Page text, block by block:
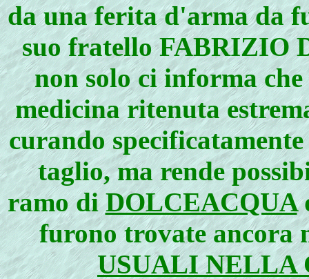
da una ferita d'arma da
suo fratello FABRIZIO
non solo ci informa
medicina ritenuta
curando
taglio, ma rende
ramo diDOLCEACQUA
furono trovate ancora
USUALI NELLA